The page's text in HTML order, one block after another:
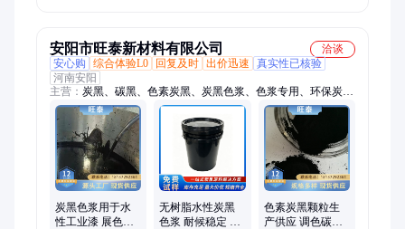
安阳市旺泰新材料有限公司
洽谈
安心购
综合体验L0 回复及时 出价迅速
真实性已核验
河南安阳
主营： 炭黑、碳黑、色素炭黑、炭黑色浆、色浆专用、环保炭
黑、水性炭黑、静电用导电碳黑、建材炭黑、导电炭黑、特种炭
黑、粉末炭黑、工业炭黑、国标炭黑、工业涂料、环氧树脂、砂
浆水泥、旺泰炭黑、黑色颜料、着色颜料、黑色粉末、超细炭
黑、1000 目炭黑、建筑炭黑、水性涂料
炭黑色浆用于水
性工业漆 展色强
无树脂水性炭黑
色浆 耐候稳定 适
色素炭黑颗粒生
产供应 调色碳黑